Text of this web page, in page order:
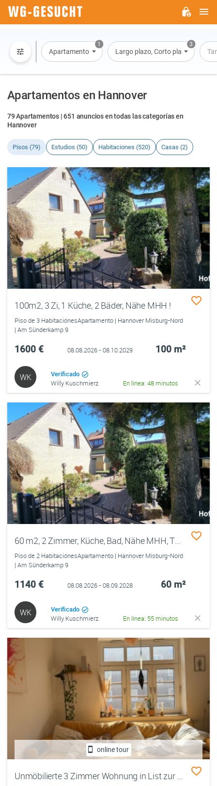
1
Apartamento
3
Largo plazo, Corto plazo, Alquiler
Apartamentos en Hannover
79 Apartamentos | 651 anuncios en todas las categorías en
Hannover
Pisos (79) Estudios (50) Habitaciones (520) Casas (2)
100m2, 3 Zi, 1 Küche, 2 Bäder, Nähe MHH !
Piso de 3 HabitaciónesApartamento | Hannover Misburg-Nord
| Am Sünderkamp 9
1600 € 08.08.2026 - 08.10.2029 100 m²
WK Verificado
Willy Kuschmierz En línea: 48 minutos
60 m2, 2 Zimmer, Küche, Bad, Nähe MHH, TUI, BGR,
Piso de 2 HabitaciónesApartamento | Hannover Misburg-Nord
| Am Sünderkamp 9
1140 € 08.08.2026 - 08.09.2028 60 m²
WK Verificado
Willy Kuschmierz En línea: 55 minutos
online tour
Unmöbilierte 3 Zimmer Wohnung in List zur Untermiete